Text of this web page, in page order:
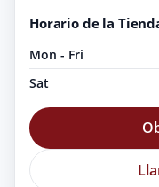
Horario de la
Mon - Fri
Sat